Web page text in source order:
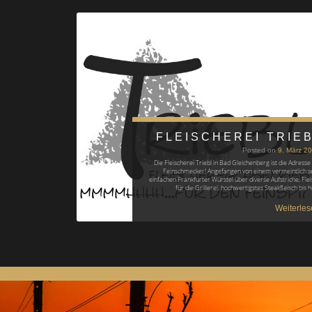
FLEISCHEREI
Posted on 9. März
Die Fleischerei Triebl in Bad Gleichenberg ist die
Feinschmecker! Angefangen von einem vermeintlich
einfachen Frankfurter Würstel über diverse Aufstriche,
für die Grillerei, hochwertigstes Steakfleisch bis